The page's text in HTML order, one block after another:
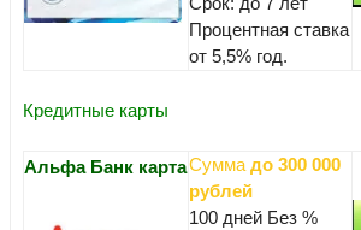
Процентная ставка
от 5,5% год.
Кредитные карты
Альфа Банк картаСумма до 300 000
рублей
100 дней Без %